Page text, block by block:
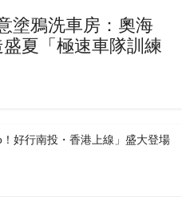
塗鴉洗車房：奧海
夏「極速車隊訓練
！好行南投・香港上線」盛大登場